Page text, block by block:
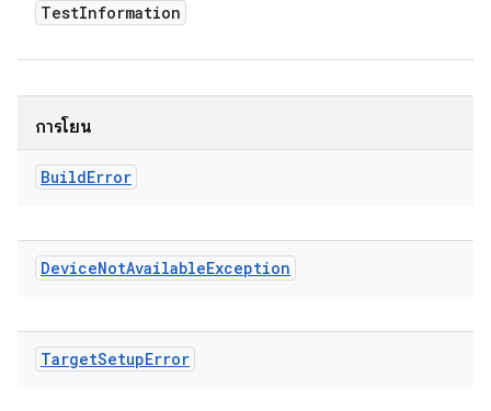
TestInformation
การโยน
BuildError
DeviceNotAvailableException
TargetSetupError